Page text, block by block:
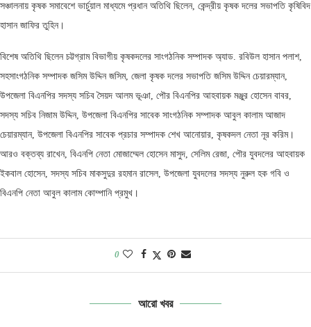
সঞ্চালনায় কৃষক সমাবেশে ভার্চুয়াল মাধ্যমে প্রধান অতিথি ছিলেন, কেন্দ্রীয় কৃষক দলের সভাপতি কৃষিবিদ
হাসান জাফির তুহিন।
বিশেষ অতিথি ছিলেন চট্টগ্রাম বিভাগীয় কৃষকদলের সাংগঠনিক সম্পাদক অ্যাড. রবিউল হাসান পলাশ,
সহসাংগঠনিক সম্পাদক জসিম উদ্দিন জসিম, জেলা কৃষক দলের সভাপতি জসিম উদ্দিন চেয়ারম্যান,
উপজেলা বিএনপির সদস্য সচিব সৈয়দ আলম ভূঞা, পৌর বিএনপির আহবায়ক মঞ্জুর হোসেন বাবর,
সদস্য সচিব নিজাম উদ্দিন, উপজেলা বিএনপির সাবেক সাংগঠনিক সম্পাদক আবুল কালাম আজাদ
চেয়ারম্যান, উপজেলা বিএনপির সাবেক প্রচার সম্পাদক শেখ আনোয়ার, কৃষকদল নেতা নূর করিম।
আরও বক্তব্য রাখেন, বিএনপি নেতা মোজাম্মেল হোসেন মাসুদ, সেলিম রেজা, পৌর যুবদলের আহবায়ক
ইকবাল হোসেন, সদস্য সচিব মাকসুদুর রহমান রাসেল, উপজেলা যুবদলের সদস্য নুরুল হক গবি ও
বিএনপি নেতা আবুল কালাম কোম্পানি প্রমুখ।
0
আরো খবর